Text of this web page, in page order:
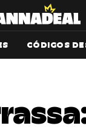
CÓDIGOS